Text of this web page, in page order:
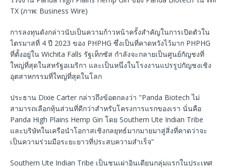
TX (ภาพ: Business Wire)
การลงทุนดังกล่าวนับเป็นความก้าวหน้าครั้งสำคัญในการเปิดตัวใน
ไตรมาสที่ 4 ปี 2023 ของ PHPHG ซึ่งเป็นที่คาดหวังไว้มาก PHPHG
ที่ตั้งอยู่ใน Wichita Falls รัฐเท็กซัส กำลังจะกลายเป็นศูนย์กัญชงที่
ใหญ่ที่สุดในสหรัฐอเมริกา และเป็นหนึ่งในโรงงานแปรรูปกัญชงเชิง
อุตสาหกรรมที่ใหญ่ที่สุดในโลก
ประธาน Dixie Carter กล่าวถึงข้อตกลงว่า "Panda Biotech ไม่
สามารถเลือกหุ้นส่วนที่ดีกว่าสำหรับโครงการแรกของเรา นั่นคือ
Panda High Plains Hemp Gin โดย Southern Ute Indian Tribe
และบริษัทในเครือนำโอกาสเชิงกลยุทธ์มากมายมาสู่สิ่งที่คาดว่าจะ
เป็นความร่วมมือระยะยาวที่ประสบความสำเร็จ”
Southern Ute Indian Tribe เป็นชนเผ่าอินเดียนกลุ่มแรกในประเทศ